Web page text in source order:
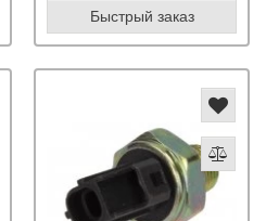
Быстрый заказ